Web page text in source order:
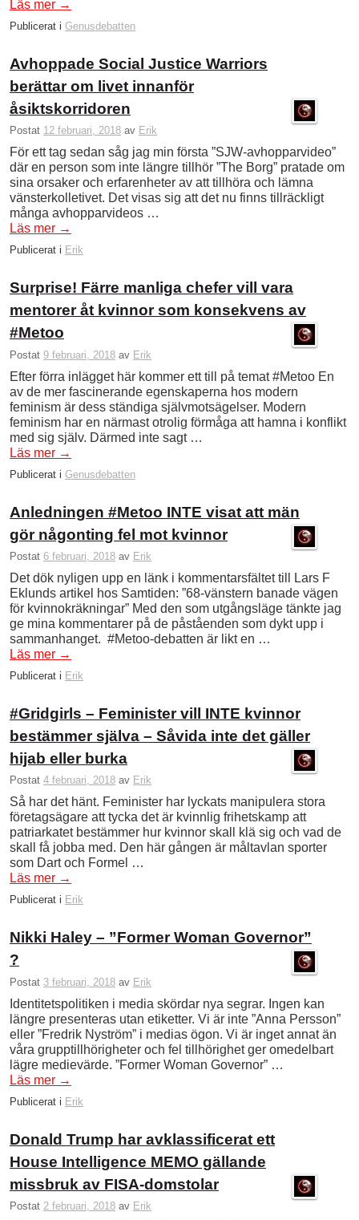
Läs mer →
Publicerat i Genusdebatten
Avhoppade Social Justice Warriors
berättar om livet innanför
åsiktskorridoren
Postat 12 februari, 2018 av Erik
För ett tag sedan såg jag min första ”SJW-avhopparvideo”
där en person som inte längre tillhör ”The Borg” pratade om
sina orsaker och erfarenheter av att tillhöra och lämna
vänsterkolletivet. Det visas sig att det nu finns tillräckligt
många avhopparvideos …
Läs mer →
Publicerat i Erik
Surprise! Färre manliga chefer vill vara
mentorer åt kvinnor som konsekvens av
#Metoo
Postat 9 februari, 2018 av Erik
Efter förra inlägget här kommer ett till på temat #Metoo En
av de mer fascinerande egenskaperna hos modern
feminism är dess ständiga självmotsägelser. Modern
feminism har en närmast otrolig förmåga att hamna i konflikt
med sig själv. Därmed inte sagt …
Läs mer →
Publicerat i Genusdebatten
Anledningen #Metoo INTE visat att män
gör någonting fel mot kvinnor
Postat 6 februari, 2018 av Erik
Det dök nyligen upp en länk i kommentarsfältet till Lars F
Eklunds artikel hos Samtiden: ”68-vänstern banade vägen
för kvinnokräkningar” Med den som utgångsläge tänkte jag
ge mina kommentarer på de påståenden som dykt upp i
sammanhanget. #Metoo-debatten är likt en …
Läs mer →
Publicerat i Erik
#Gridgirls – Feminister vill INTE kvinnor
bestämmer själva – Såvida inte det gäller
hijab eller burka
Postat 4 februari, 2018 av Erik
Så har det hänt. Feminister har lyckats manipulera stora
företagsägare att tycka det är kvinnlig frihetskamp att
patriarkatet bestämmer hur kvinnor skall klä sig och vad de
skall få jobba med. Den här gången är måltavlan sporter
som Dart och Formel …
Läs mer →
Publicerat i Erik
Nikki Haley – ”Former Woman Governor”
?
Postat 3 februari, 2018 av Erik
Identitetspolitiken i media skördar nya segrar. Ingen kan
längre presenteras utan etiketter. Vi är inte ”Anna Persson”
eller ”Fredrik Nyström” i medias ögon. Vi är inget annat än
våra grupptillhörigheter och fel tillhörighet ger omedelbart
lägre medievärde. ”Former Woman Governor” …
Läs mer →
Publicerat i Erik
Donald Trump har avklassificerat ett
House Intelligence MEMO gällande
missbruk av FISA-domstolar
Postat 2 februari, 2018 av Erik